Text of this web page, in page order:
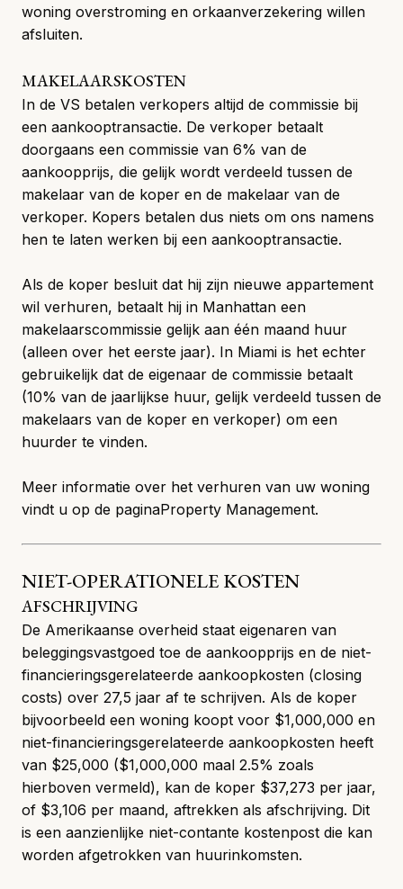
woning overstroming en orkaanverzekering willen
afsluiten.
MAKELAARSKOSTEN
In de VS betalen verkopers altijd de commissie bij
een aankooptransactie. De verkoper betaalt
doorgaans een commissie van 6% van de
aankoopprijs, die gelijk wordt verdeeld tussen de
makelaar van de koper en de makelaar van de
verkoper. Kopers betalen dus niets om ons namens
hen te laten werken bij een aankooptransactie.
Als de koper besluit dat hij zijn nieuwe appartement
wil verhuren, betaalt hij in Manhattan een
makelaarscommissie gelijk aan één maand huur
(alleen over het eerste jaar). In Miami is het echter
gebruikelijk dat de eigenaar de commissie betaalt
(10% van de jaarlijkse huur, gelijk verdeeld tussen de
makelaars van de koper en verkoper) om een
huurder te vinden.
Meer informatie over het verhuren van uw woning
vindt u op de paginaProperty Management.
NIET-OPERATIONELE KOSTEN
AFSCHRIJVING
De Amerikaanse overheid staat eigenaren van
beleggingsvastgoed toe de aankoopprijs en de niet-
financieringsgerelateerde aankoopkosten (closing
costs) over 27,5 jaar af te schrijven. Als de koper
bijvoorbeeld een woning koopt voor $1,000,000 en
niet-financieringsgerelateerde aankoopkosten heeft
van $25,000 ($1,000,000 maal 2.5% zoals
hierboven vermeld), kan de koper $37,273 per jaar,
of $3,106 per maand, aftrekken als afschrijving. Dit
is een aanzienlijke niet-contante kostenpost die kan
worden afgetrokken van huurinkomsten.